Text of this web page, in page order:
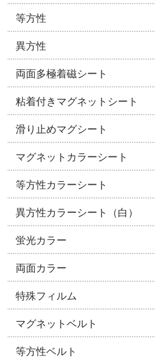
等方性
異方性
両面多極着磁シート
粘着付きマグネットシート
滑り止めマグシート
マグネットカラーシート
等方性カラーシート
異方性カラーシート（白）
蛍光カラー
両面カラー
特殊フィルム
マグネットベルト
等方性ベルト